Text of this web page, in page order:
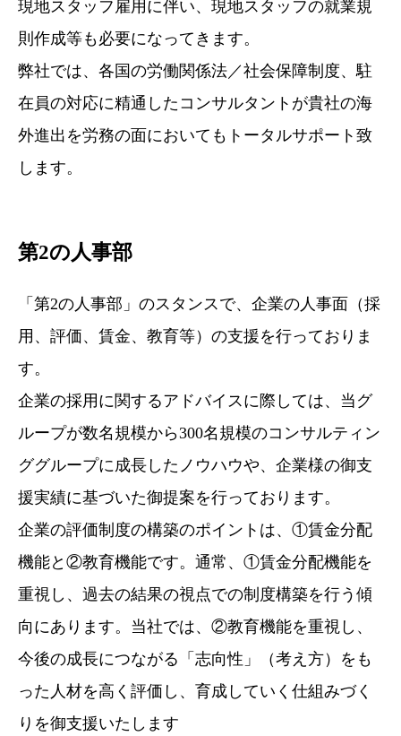
現地スタッフ雇用に伴い、現地スタッフの就業規
則作成等も必要になってきます。
弊社では、各国の労働関係法／社会保障制度、駐
在員の対応に精通したコンサルタントが貴社の海
外進出を労務の面においてもトータルサポート致
します。
第2の人事部
「第2の人事部」のスタンスで、企業の人事面（採
用、評価、賃金、教育等）の支援を行っておりま
す。
企業の採用に関するアドバイスに際しては、当グ
ループが数名規模から300名規模のコンサルティン
ググループに成長したノウハウや、企業様の御支
援実績に基づいた御提案を行っております。
企業の評価制度の構築のポイントは、①賃金分配
機能と②教育機能です。通常、①賃金分配機能を
重視し、過去の結果の視点での制度構築を行う傾
向にあります。当社では、②教育機能を重視し、
今後の成長につながる「志向性」（考え方）をも
った人材を高く評価し、育成していく仕組みづく
りを御支援いたします